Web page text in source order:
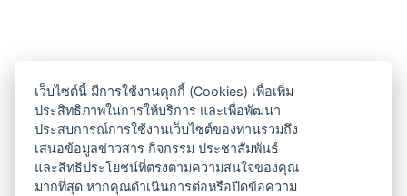
เว็บไซต์นี้ มีการใช้งานคุกกี้ (Cookies) เพื่อเพิ่ม
ประสิทธิภาพในการให้บริการ และเพื่อพัฒนา
ประสบการณ์การใช้งานเว็บไซต์ของท่านรวมถึง
เสนอข้อมูลข่าวสาร กิจกรรม ประชาสัมพันธ์
และสิทธิประโยชน์ที่ตรงตามความสนใจของคุณ
มากที่สุด หากคุณดำเนินการต่อหรือปิดข้อความ